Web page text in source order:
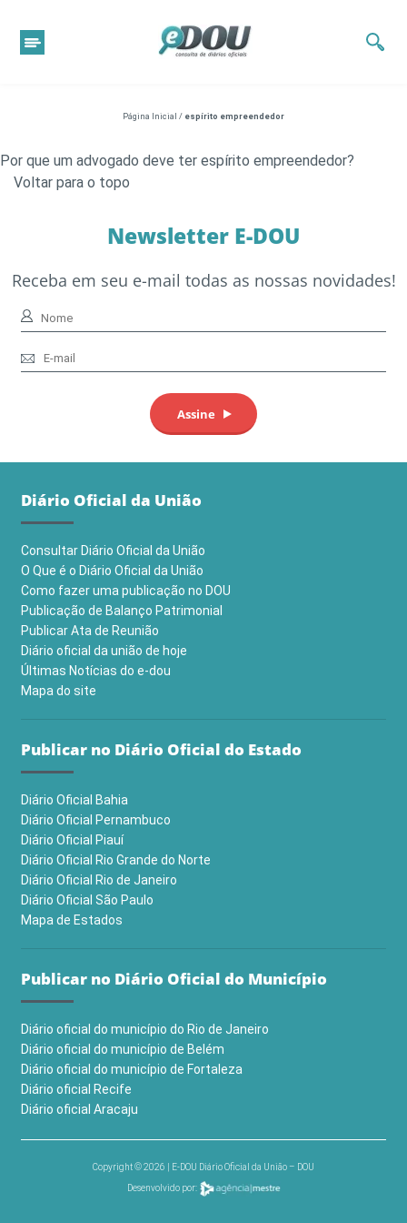
Página Inicial / espírito empreendedor
Por que um advogado deve ter espírito empreendedor?
Voltar para o topo
Newsletter E-DOU
Receba em seu e-mail todas as nossas novidades!
Diário Oficial da União
Consultar Diário Oficial da União
O Que é o Diário Oficial da União
Como fazer uma publicação no DOU
Publicação de Balanço Patrimonial
Publicar Ata de Reunião
Diário oficial da união de hoje
Últimas Notícias do e-dou
Mapa do site
Publicar no Diário Oficial do Estado
Diário Oficial Bahia
Diário Oficial Pernambuco
Diário Oficial Piauí
Diário Oficial Rio Grande do Norte
Diário Oficial Rio de Janeiro
Diário Oficial São Paulo
Mapa de Estados
Publicar no Diário Oficial do Município
Diário oficial do município do Rio de Janeiro
Diário oficial do município de Belém
Diário oficial do município de Fortaleza
Diário oficial Recife
Diário oficial Aracaju
Copyright © 2026 | E-DOU Diário Oficial da União – DOU
Desenvolvido por: